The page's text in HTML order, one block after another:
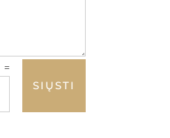
=
SIŲSTI